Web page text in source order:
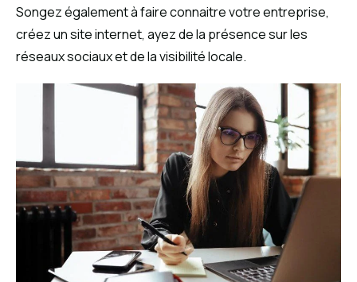
Songez également à faire connaitre votre entreprise,
créez un site internet, ayez de la présence sur les
réseaux sociaux et de la visibilité locale.